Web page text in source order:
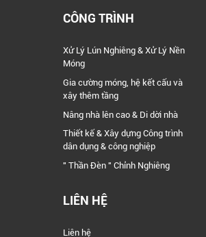
CÔNG TRÌNH
Xử Lý Lún Nghiêng & Xử Lý Nền
Móng
Gia cường móng, hệ kết cấu và
xây thêm tầng
Nâng nhà lên cao & Di dời nhà
Thiết kế & Xây dựng Công trình
dân dụng & công nghiệp
" Thần Đèn " Chỉnh Nghiêng
LIÊN HỆ
Liên hệ